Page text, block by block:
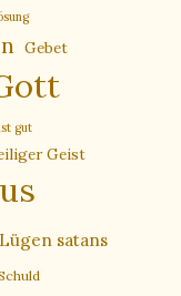
Gebet
gut
Geist
Lügen satans